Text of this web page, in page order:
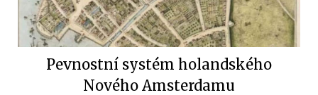
Pevnostní systém holandského
Nového Amsterdamu